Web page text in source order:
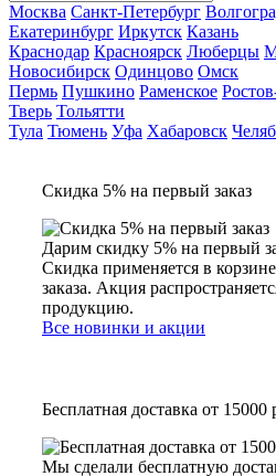
Москва Санкт-Петербург
Екатеринбург Иркутск Казань
Краснодар Красноярск Люберцы
Новосибирск Одинцово Омск
Пермь Пушкино Раменское
Тверь Тольятти
Тула Тюмень Уфа Хабаровск
Скидка 5% на первый заказ
Дарим скидку 5% на первый
Скидка применяется в
заказа. Акция
продукцию.
Все новинки и акции
Бесплатная доставка от 15000
Мы сделали бесплатную